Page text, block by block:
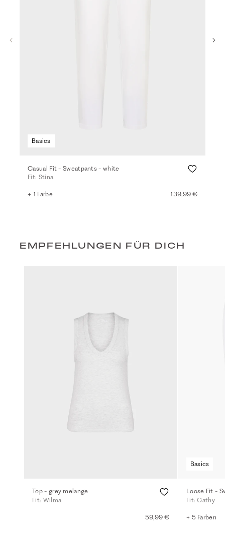
Basics
Casual Fit - Sweatpants - white
Fit: Stina
+ 1 Farbe 139,99 €
EMPFEHLUNGEN FÜR DICH
Top - grey melange
Fit: Wilma
59,99 €
Basics
Loose Fit -
Fit: Cathy
+ 5 Farben